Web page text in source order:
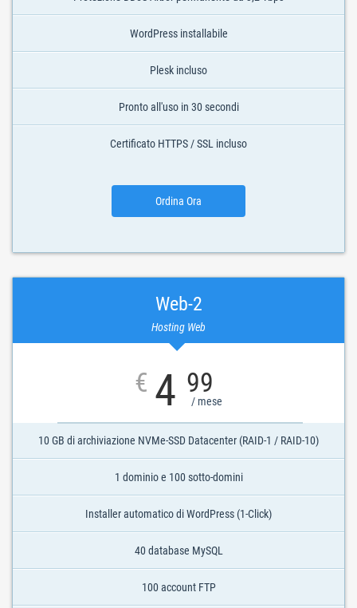
WordPress installabile
Plesk incluso
Pronto all'uso in 30 secondi
Certificato HTTPS / SSL incluso
Ordina Ora
Web-2
Hosting Web
€ 4 99
/ mese
10 GB di archiviazione NVMe-SSD Datacenter (RAID-1 / RAID-10)
1 dominio e 100 sotto-domini
Installer automatico di WordPress (1-Click)
40 database MySQL
100 account FTP